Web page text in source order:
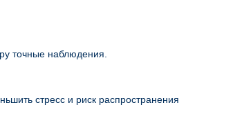
точные наблюдения.
стресс и риск распространения